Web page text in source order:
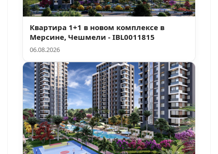
Квартира 1+1 в новом комплексе в
Мерсине, Чешмели - IBL0011815
06.08.2026